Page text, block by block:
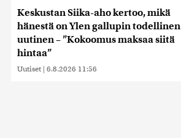
Keskustan Siika-aho kertoo, mikä
hänestä on Ylen gallupin todellinen
uutinen – ”Kokoomus maksaa siitä
hintaa”
Uutiset | 6.8.2026 11:56